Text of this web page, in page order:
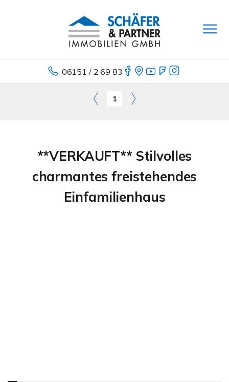
06151 / 2 69 83
1
**VERKAUFT** Stilvolles
charmantes freistehendes
Einfamilienhaus